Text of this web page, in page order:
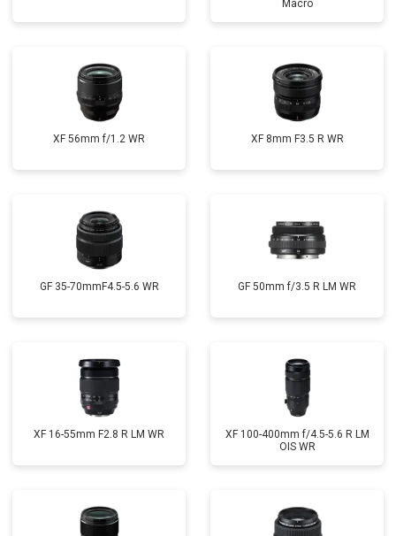
Macro
XF 56mm f/1.2 WR XF 8mm F3.5 R WR
GF 35-70mmF4.5-5.6 WR GF 50mm f/3.5 R LM WR
XF 16-55mm F2.8 R LM WR
XF 100-400mm f/4.5-5.6 R LM
OIS WR